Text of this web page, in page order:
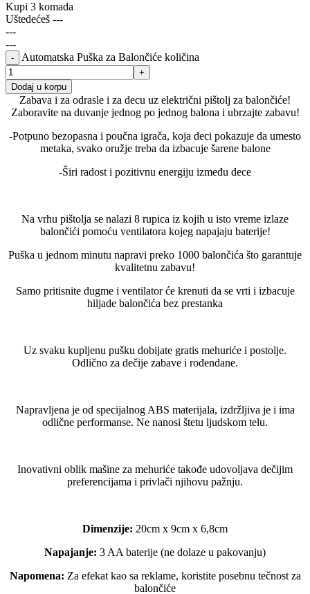
Kupi 3 komada
Uštedećeš ---
---
---
Automatska Puška za Balončiće količina
Dodaj u korpu
Zabava i za odrasle i za decu uz električni pištolj za balončiće!
Zaboravite na duvanje jednog po jednog balona i ubrzajte zabavu!
-Potpuno bezopasna i poučna igrača, koja deci pokazuje da umesto
metaka, svako oružje treba da izbacuje šarene balone
-Širi radost i pozitivnu energiju između dece
Na vrhu pištolja se nalazi 8 rupica iz kojih u isto vreme izlaze
balončići pomoću ventilatora kojeg napajaju baterije!
Puška u jednom minutu napravi preko 1000 balončića što garantuje
kvalitetnu zabavu!
Samo pritisnite dugme i ventilator će krenuti da se vrti i izbacuje
hiljade balončića bez prestanka
Uz svaku kupljenu pušku dobijate gratis mehuriće i postolje.
Odlično za dečije zabave i rođendane.
Napravljena je od specijalnog ABS materijala, izdržljiva je i ima
odlične performanse. Ne nanosi štetu ljudskom telu.
Inovativni oblik mašine za mehuriće takođe udovoljava dečijim
preferencijama i privlači njihovu pažnju.
Dimenzije: 20cm x 9cm x 6,8cm
Napajanje: 3 AA baterije (ne dolaze u pakovanju)
Napomena: Za efekat kao sa reklame, koristite posebnu tečnost za
balončiće